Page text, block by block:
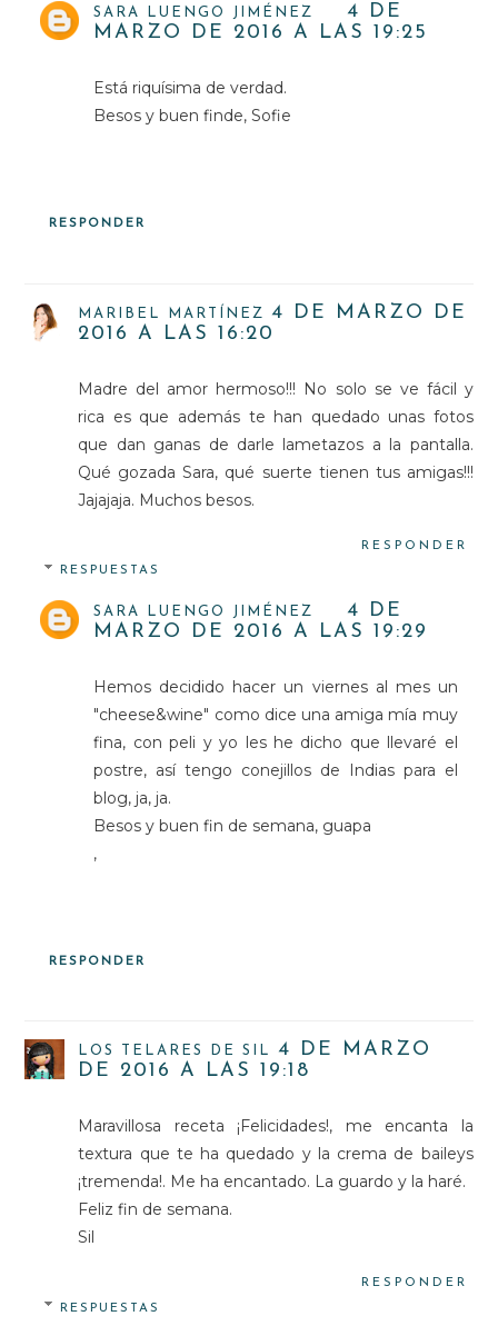
SARA LUENGO JIMÉNEZ
4 DE
MARZO DE 2016 A LAS 19:25
Está riquísima de verdad.
Besos y buen finde, Sofie
RESPONDER
MARIBEL MARTÍNEZ
4 DE MARZO DE
2016 A LAS 16:20
Madre del amor hermoso!!! No solo se ve fácil y
rica es que además te han quedado unas fotos
que dan ganas de darle lametazos a la pantalla.
Qué gozada Sara, qué suerte tienen tus amigas!!!
Jajajaja. Muchos besos.
RESPONDER
RESPUESTAS
SARA LUENGO JIMÉNEZ
4 DE
MARZO DE 2016 A LAS 19:29
Hemos decidido hacer un viernes al mes un
"cheese&wine" como dice una amiga mía muy
fina, con peli y yo les he dicho que llevaré el
postre, así tengo conejillos de Indias para el
blog, ja, ja.
Besos y buen fin de semana, guapa
,
RESPONDER
LOS TELARES DE SIL
4 DE MARZO
DE 2016 A LAS 19:18
Maravillosa receta ¡Felicidades!, me encanta la
textura que te ha quedado y la crema de baileys
¡tremenda!. Me ha encantado. La guardo y la haré.
Feliz fin de semana.
Sil
RESPONDER
RESPUESTAS